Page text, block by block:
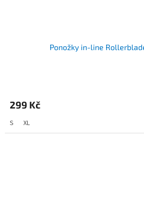
Ponožky in-line
299 Kč
S XL